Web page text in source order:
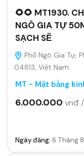
🌻🌻 MT1930.
NGÔ GIA TỰ
SẠCH SẼ
Phố Ngô Gia Tự,
04813, Việt Nam
MT - Mặt bằng
6.000.000 vnđ
Ngày đăng: 6 Tháng